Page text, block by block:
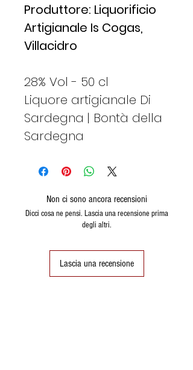
Produttore: Liquorificio
Artigianale Is Cogas,
Villacidro
28% Vol - 50 cl
Liquore artigianale Di
Sardegna | Bontà della
Sardegna
Non ci sono ancora recensioni
Dicci cosa ne pensi. Lascia una recensione prima
degli altri.
Lascia una recensione